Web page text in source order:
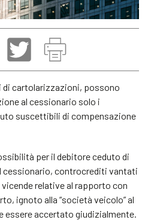
di cartolarizzazioni, possono
al cessionario solo i
suscettibili di compensazione
per il debitore ceduto di
cessionario, controcrediti vantati
relative al rapporto con
ignoto alla “società veicolo” al
essere accertato giudizialmente.